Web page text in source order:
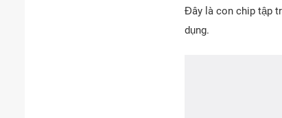
Đây là con chip tập
dụng.